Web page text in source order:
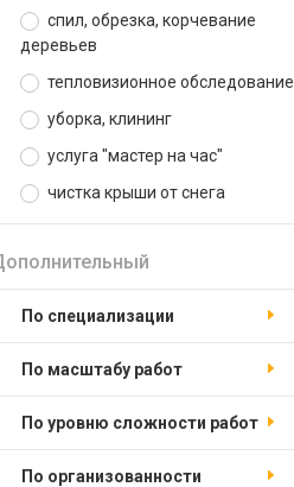
спил, обрезка, корчевание
деревьев
тепловизионное обследование
уборка, клининг
услуга "мастер на час"
чистка крыши от снега
по специализации
по масштабу работ
по уровню сложности работ
по организованности